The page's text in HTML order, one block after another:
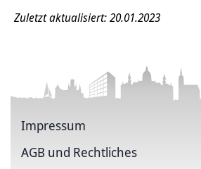
Zuletzt aktualisiert: 20.01.2023
Impressum
AGB und Rechtliches